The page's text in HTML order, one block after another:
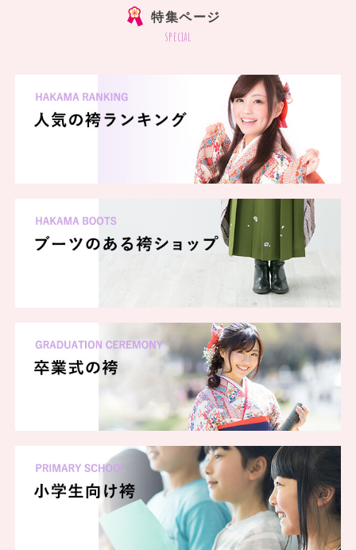
特集ページ
special